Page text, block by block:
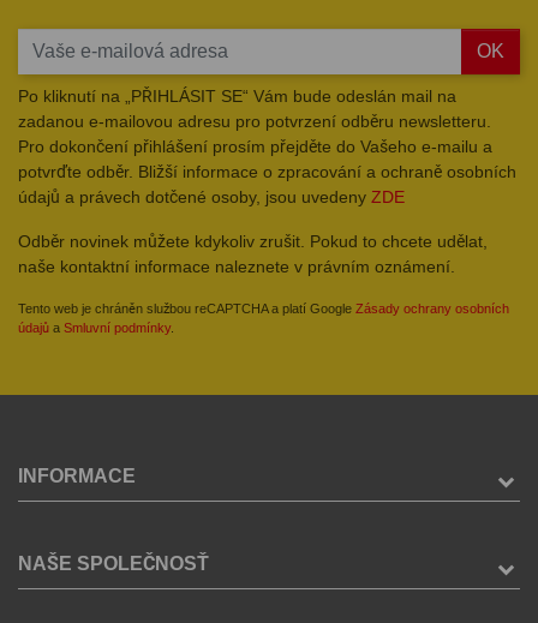
OK
Po kliknutí na „PŘIHLÁSIT SE“ Vám bude odeslán mail na
zadanou e-mailovou adresu pro potvrzení odběru newsletteru.
Pro dokončení přihlášení prosím přejděte do Vašeho e-mailu a
potvrďte odběr. Bližší informace o zpracování a ochraně osobních
údajů a právech dotčené osoby, jsou uvedeny ZDE
Odběr novinek můžete kdykoliv zrušit. Pokud to chcete udělat,
naše kontaktní informace naleznete v právním oznámení.
Tento web je chráněn službou reCAPTCHA a platí Google Zásady ochrany osobních
údajů a Smluvní podmínky.
INFORMACE
NAŠE SPOLEČNOSŤ